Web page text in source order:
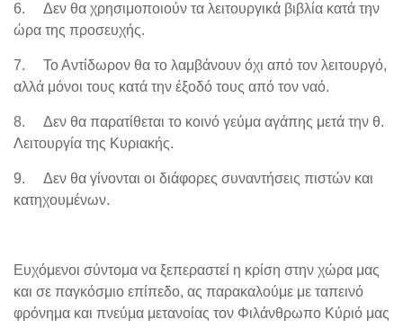
6. Δεν θα χρησιμοποιούν τα λειτουργικά βιβλία κατά την
ώρα της προσευχής.
7. Το Αντίδωρον θα το λαμβάνουν όχι από τον λειτουργό,
αλλά μόνοι τους κατά την έξοδό τους από τον ναό.
8. Δεν θα παρατίθεται το κοινό γεύμα αγάπης μετά την θ.
Λειτουργία της Κυριακής.
9. Δεν θα γίνονται οι διάφορες συναντήσεις πιστών και
κατηχουμένων.
Ευχόμενοι σύντομα να ξεπεραστεί η κρίση στην χώρα μας
και σε παγκόσμιο επίπεδο, ας παρακαλούμε με ταπεινό
φρόνημα και πνεύμα μετανοίας τον Φιλάνθρωπο Κύριό μας